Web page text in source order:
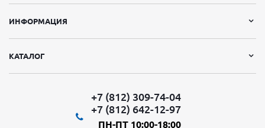
ИНФОРМАЦИЯ
КАТАЛОГ
+7 (812) 309-74-04
+7 (812) 642-12-97
ПН-ПТ 10:00-18:00